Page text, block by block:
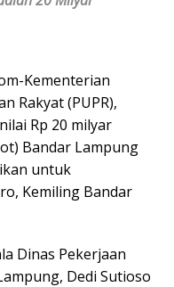
Kementerian
Rakyat (PUPR),
Rp 20 milyar
Bandar Lampung
untuk
Kemiling Bandar
Dinas Pekerjaan
Dedi Sutioso